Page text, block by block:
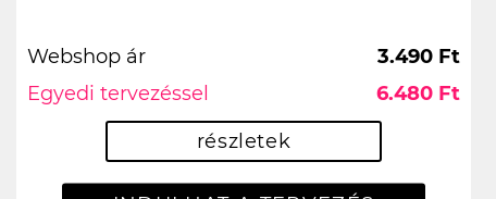
Webshop ár
3.490 Ft
Egyedi tervezéssel
6.480 Ft
részletek